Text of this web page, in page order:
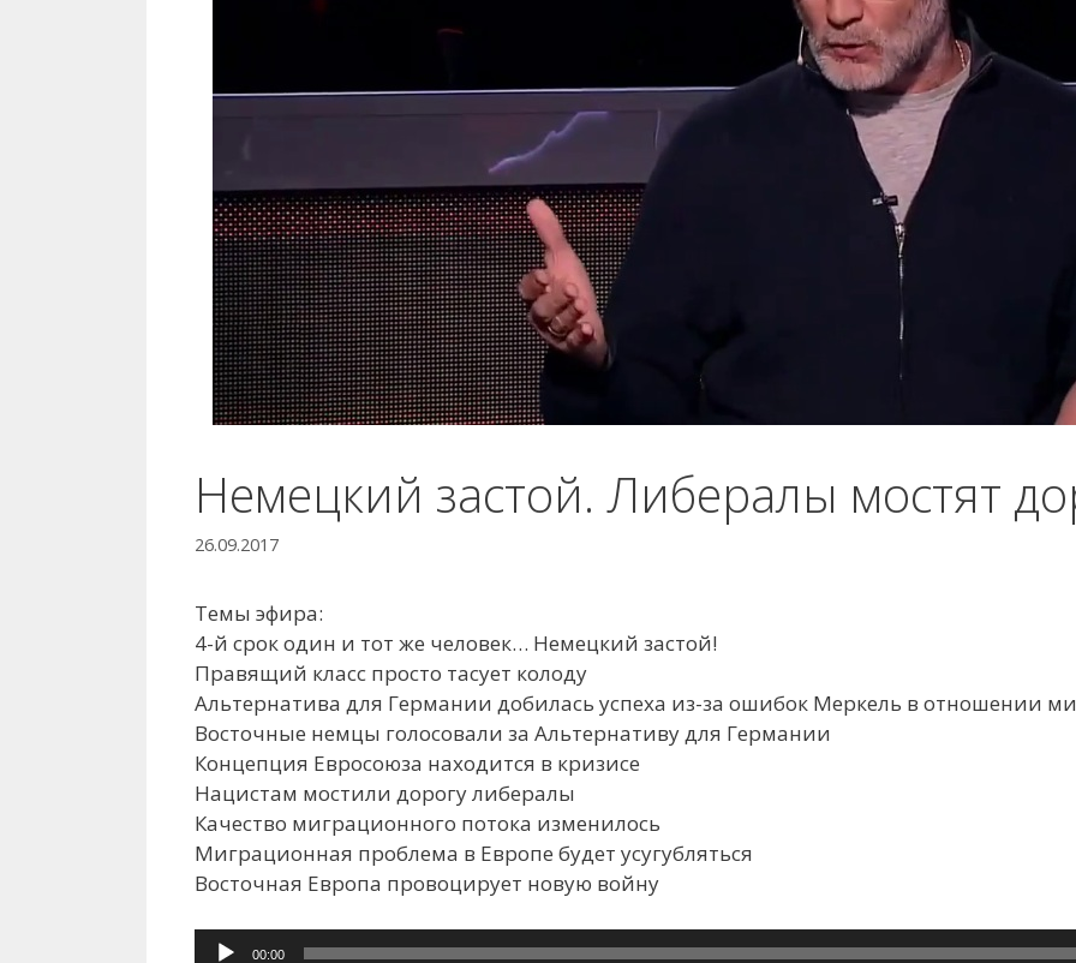
Немецкий застой. Либералы мостят
26.09.2017
Темы эфира:
4-й срок один и тот же человек… Немецкий застой!
Правящий класс просто тасует колоду
Альтернатива для Германии добилась успеха из-за ошибок Меркель в отношении
Восточные немцы голосовали за Альтернативу для Германии
Концепция Евросоюза находится в кризисе
Нацистам мостили дорогу либералы
Качество миграционного потока изменилось
Миграционная проблема в Европе будет усугубляться
Восточная Европа провоцирует новую войну
Аудиоплеер
00:00